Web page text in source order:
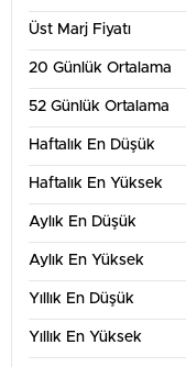
Üst Marj Fiyatı
20 Günlük Ortalama
52 Günlük Ortalama
Haftalık En Düşük
Haftalık En Yüksek
Aylık En Düşük
Aylık En Yüksek
Yıllık En Düşük
Yıllık En Yüksek